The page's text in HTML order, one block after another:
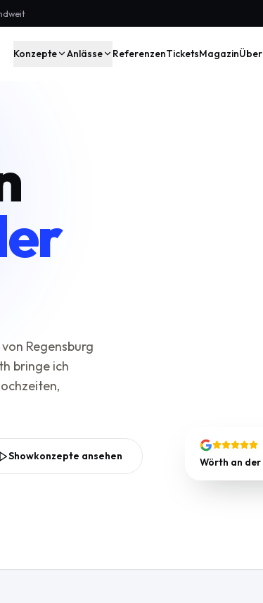
Konzepte Anlässe ReferenzenTicketsMagazin
Regensburg
bringe ich
Showkonzepte ansehen Wörth an der